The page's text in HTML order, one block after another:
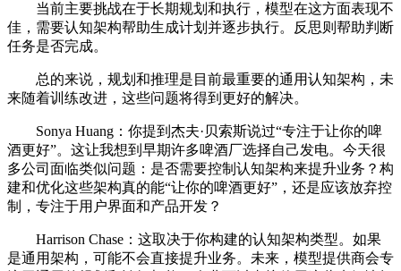
当前主要挑战在于长期规划和执行，模型在这方面表现不
佳，需要认知架构帮助生成计划并逐步执行。反思则帮助判断
任务是否完成。
总的来说，规划和推理是目前最重要的通用认知架构，未
来随着训练改进，这些问题将得到更好的解决。
Sonya Huang：你提到杰夫·贝索斯说过“专注于让你的啤
酒更好”。这让我想到早期许多啤酒厂选择自己发电。今天很
多公司面临类似问题：是否需要控制认知架构来提升业务？构
建和优化这些架构真的能“让你的啤酒更好”，还是应该放弃控
制，专注于用户界面和产品开发？
Harrison Chase：这取决于你构建的认知架构类型。如果
是通用架构，可能不会直接提升业务。未来，模型提供商会专